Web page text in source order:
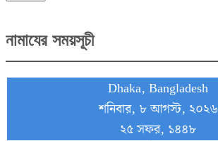
নামাযের সময়সূচী
Dhaka, Bangladesh
শনিবার, ৮ আগস্ট, ২০২৬
২৫ সফর, ১৪৪৮